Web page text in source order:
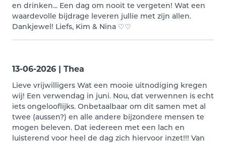
en drinken... Een dag om nooit te vergeten! Wat een
waardevolle bijdrage leveren jullie met zijn allen.
Dankjewel! Liefs, Kim & Nina ♡♡
13-06-2026 | Thea
Lieve vrijwilligers Wat een mooie uitnodiging kregen
wij! Een verwendag in juni. Nou, dat verwennen is echt
iets ongelooflijks. Onbetaalbaar om dit samen met al
twee (aussen?) en alle andere bijzondere mensen te
mogen beleven. Dat iedereen met een lach en
luisterend voor heel de dag zich hiervoor inzet!!! Van